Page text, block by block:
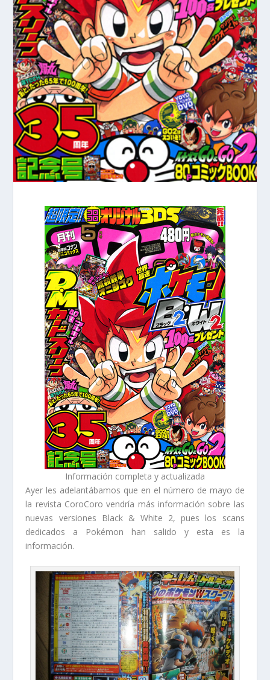
Información completa y actualizada
Ayer les adelantábamos que en el número de mayo de
la revista CoroCoro vendría más información sobre las
nuevas versiones Black & White 2, pues los scans
dedicados a Pokémon han salido y esta es la
información.